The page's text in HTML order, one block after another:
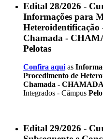
Edital 28/2026 -
Informações para
Heteroidentificação
Chamada -
Pelotas
Confira aqui as
Procedimento de
Chamada -
Integrados - Câmpus
Edital 29/2026 -